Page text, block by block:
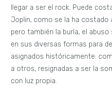
llegar a ser el rock. Puede
Joplin, como se la ha costado
pero también la burla, el
en sus diversas formas para
asignados históricamente:
a otros, resignadas a ser la
con luz propia.